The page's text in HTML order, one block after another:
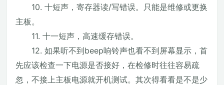
10. 十短声，寄存器读/写错误。只能是维修或更换
主板。
11. 十一短声，高速缓存错误。
12. 如果听不到beep响铃声也看不到屏幕显示，首
先应该检查一下电源是否接好，在检修时往往容易疏
忽，不接上主板电源就开机测试。其次得看看是不是少